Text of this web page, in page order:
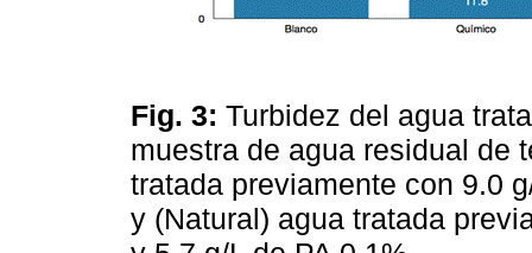
Fig. 3: Turbidez del agua
muestra de agua residual de
tratada previamente con 9.0
y (Natural) agua tratada